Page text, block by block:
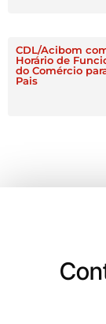
CDL/Acibom
Horário de
do Comércio
Pais